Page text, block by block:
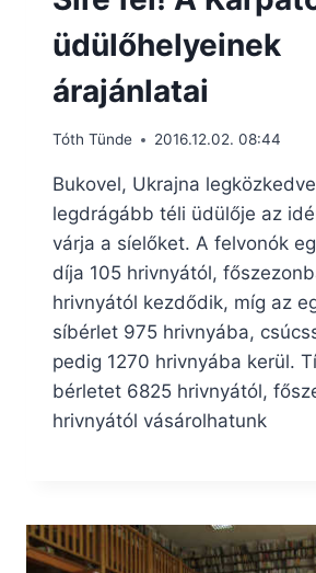
üdülőhelyeinek
árajánlatai
Tóth Tünde 2016.12.02. 08:44
Bukovel, Ukrajna
legdrágább téli üdülője az
várja a síelőket. A felvonók
díja 105 hrivnyától,
hrivnyától kezdődik, míg az
síbérlet 975 hrivnyába,
pedig 1270 hrivnyába kerül.
bérletet 6825 hrivnyától,
hrivnyától vásárolhatunk